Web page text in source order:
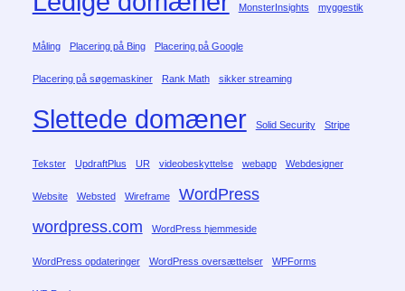
MonsterInsights myggestik
Måling Placering på Bing Placering på Google
Placering på søgemaskiner Rank Math sikker streaming
Slettede domæner Solid Security Stripe
Tekster UpdraftPlus UR videobeskyttelse webapp Webdesigner
Website Websted Wireframe
WordPress
wordpress.com
WordPress hjemmeside
WordPress opdateringer WordPress oversættelser WPForms